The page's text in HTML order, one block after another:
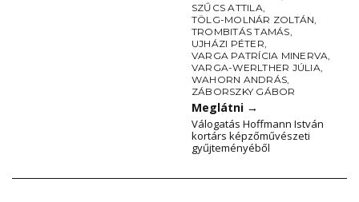
SZŰCS ATTILA,
TÖLG-MOLNÁR ZOLTÁN,
TROMBITÁS TAMÁS,
UJHÁZI PÉTER,
VARGA PATRÍCIA MINERVA,
VARGA-WERLTHER JÚLIA,
WAHORN ANDRÁS,
ZÁBORSZKY GÁBOR
Meglátni →
Válogatás Hoffmann István
kortárs képzőművészeti
gyűjteményéből